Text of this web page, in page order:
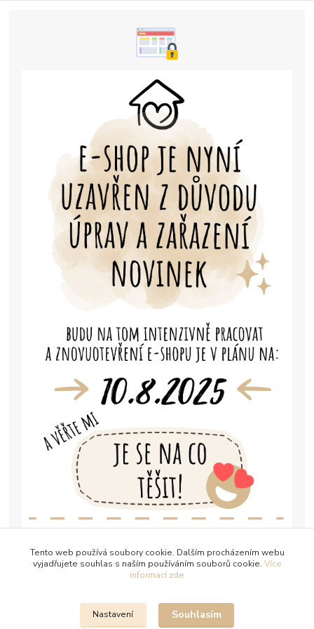
Tento web používá soubory cookie. Dalším procházením webu
vyjadřujete souhlas s naším používáním souborů cookie. Více
informací zde
Nastavení Souhlasím